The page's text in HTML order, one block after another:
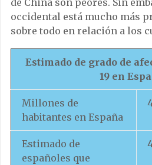
de China son peores. Sin
occidental está mucho más
sobre todo en relación a los
Estimado de grado de
19 en
Millones de
habitantes en España
Estimado de
españoles que